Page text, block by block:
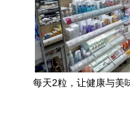
每天2粒，让健康与